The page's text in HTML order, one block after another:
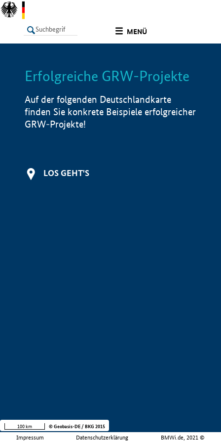
MENÜ
LISTE Info
Erfolgreiche GRW-Projekte
Auf der folgenden Deutschlandkarte
finden Sie konkrete Beispiele erfolgreicher
GRW-Projekte!
LOS GEHT'S
Impressum Datenschutzerklärung BMWi.de, 2021 ©
100 km © Geobasis-DE / BKG 2015